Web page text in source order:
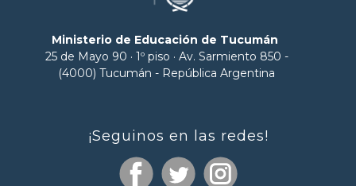
Ministerio de Educación de Tucumán
25 de Mayo 90 · 1º piso · Av. Sarmiento 850 -
(4000) Tucumán - República Argentina
¡Seguinos en las redes!